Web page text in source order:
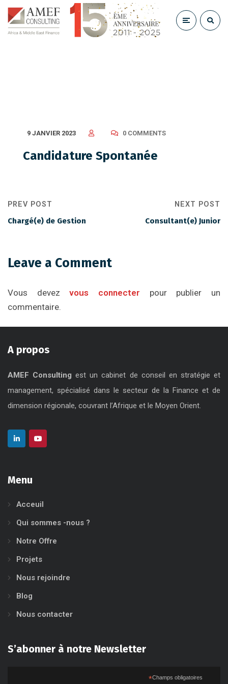
9 JANVIER 2023 0 COMMENTS
Candidature Spontanée
PREV POST
Chargé(e) de Gestion
NEXT POST
Consultant(e) Junior
Leave a Comment
Vous devezvous connecter pour publier un
commentaire.
A propos
AMEF Consulting est un cabinet de conseil en stratégie et
management, spécialisé dans le secteur de la Finance et de
dimension régionale, couvrant l’Afrique et le Moyen Orient.
Menu
Acceuil
Qui sommes -nous ?
Notre Offre
Projets
Nous rejoindre
Blog
Nous contacter
S’abonner à notre Newsletter
*Champs obligatoires